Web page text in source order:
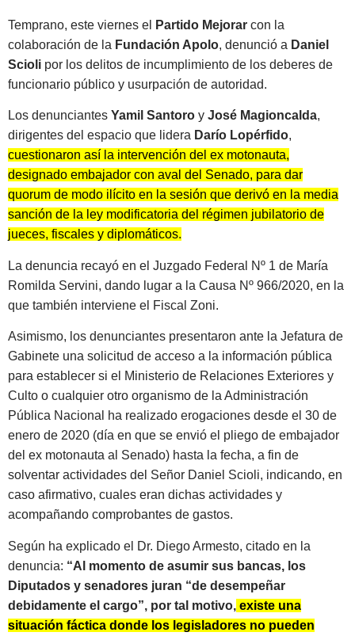
Temprano, este viernes el Partido Mejorar con la
colaboración de la Fundación Apolo, denunció a Daniel
Scioli por los delitos de incumplimiento de los deberes de
funcionario público y usurpación de autoridad.
Los denunciantes Yamil Santoro y José Magioncalda,
dirigentes del espacio que lidera Darío Lopérfido,
cuestionaron así la intervención del ex motonauta,
designado embajador con aval del Senado, para dar
quorum de modo ilícito en la sesión que derivó en la media
sanción de la ley modificatoria del régimen jubilatorio de
jueces, fiscales y diplomáticos.
La denuncia recayó en el Juzgado Federal Nº 1 de María
Romilda Servini, dando lugar a la Causa Nº 966/2020, en la
que también interviene el Fiscal Zoni.
Asimismo, los denunciantes presentaron ante la Jefatura de
Gabinete una solicitud de acceso a la información pública
para establecer si el Ministerio de Relaciones Exteriores y
Culto o cualquier otro organismo de la Administración
Pública Nacional ha realizado erogaciones desde el 30 de
enero de 2020 (día en que se envió el pliego de embajador
del ex motonauta al Senado) hasta la fecha, a fin de
solventar actividades del Señor Daniel Scioli, indicando, en
caso afirmativo, cuales eran dichas actividades y
acompañando comprobantes de gastos.
Según ha explicado el Dr. Diego Armesto, citado en la
denuncia: “Al momento de asumir sus bancas, los
Diputados y senadores juran “de desempeñar
debidamente el cargo”, por tal motivo, existe una
situación fáctica donde los legisladores no pueden